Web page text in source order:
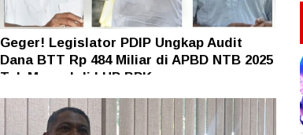
Geger! Legislator PDIP Ungkap Audit
Dana BTT Rp 484 Miliar di APBD NTB 2025
Tak Muncul di LHP BPK